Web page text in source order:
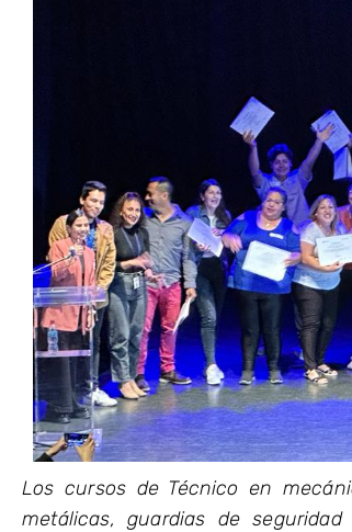
Los cursos de Técnico en
metálicas, guardias de